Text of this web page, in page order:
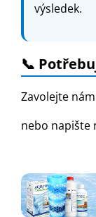
výsledek.
📞
Zavolejte
nebo napište